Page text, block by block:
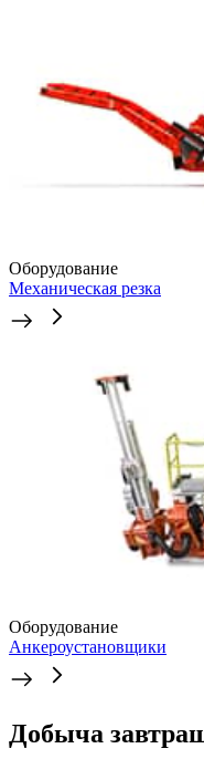
Оборудование
Механическая резка
Оборудование
Анкероустановщики
Добыча